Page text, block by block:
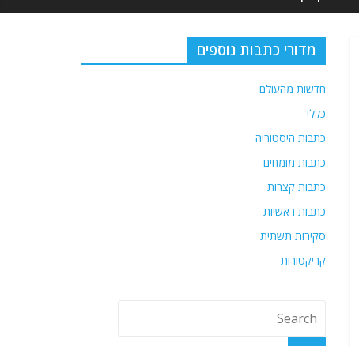
מדורי כתבות נוספים
חדשות מהעולם
כללי
כתבות היסטוריה
כתבות מומחים
כתבות קצרות
כתבות ראשיות
סקירות תשתית
קריקטורות